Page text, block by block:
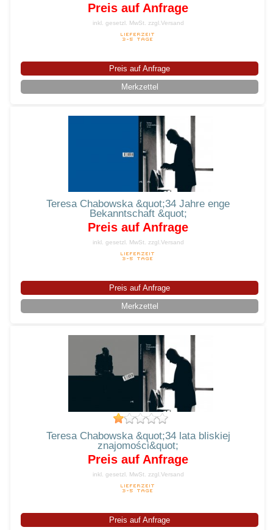
Preis auf Anfrage
inkl. gesetzl. MwSt. zzgl.Versand
Preis auf Anfrage
Merkzettel
Teresa Chabowska &quot;34 Jahre enge
Bekanntschaft &quot;
Preis auf Anfrage
inkl. gesetzl. MwSt. zzgl.Versand
Preis auf Anfrage
Merkzettel
Teresa Chabowska &quot;34 lata bliskiej
znajomości&quot;
Preis auf Anfrage
inkl. gesetzl. MwSt. zzgl.Versand
Preis auf Anfrage